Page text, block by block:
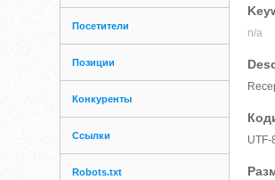
Посетители
Позиции
Конкуренты
Ссылки
Robots.txt
n/a
UTF-